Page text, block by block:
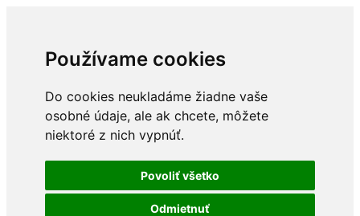
Používame cookies
Do cookies neukladáme žiadne vaše
osobné údaje, ale ak chcete, môžete
niektoré z nich vypnúť.
Povoliť všetko
Odmietnuť